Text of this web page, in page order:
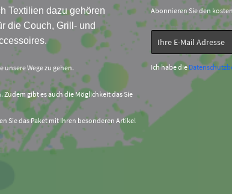
Textilien dazu gehören
die Couch, Grill- und
Wege zu gehen.
gibt es auch die Möglichkeit das Sie
Sie das Paket mit Ihren besonderen Artikel
Abonnieren Sie den
Ich habe die